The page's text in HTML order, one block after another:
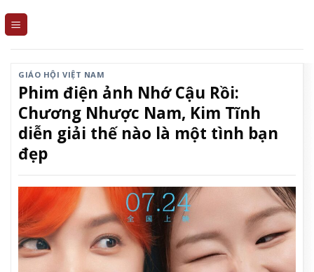
GIÁO HỘI VIỆT NAM
Phim điện ảnh Nhớ Cậu Rồi:
Chương Nhược Nam, Kim Tĩnh
diễn giải thế nào là một tình bạn
đẹp